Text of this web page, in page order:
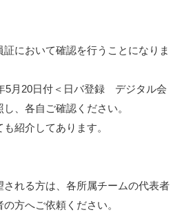
において確認を行うことになりま
5月20日付＜日バ登録 デジタル会
、各自ご確認ください。
紹介してあります。
れる方は、各所属チームの代表者
方へご依頼ください。